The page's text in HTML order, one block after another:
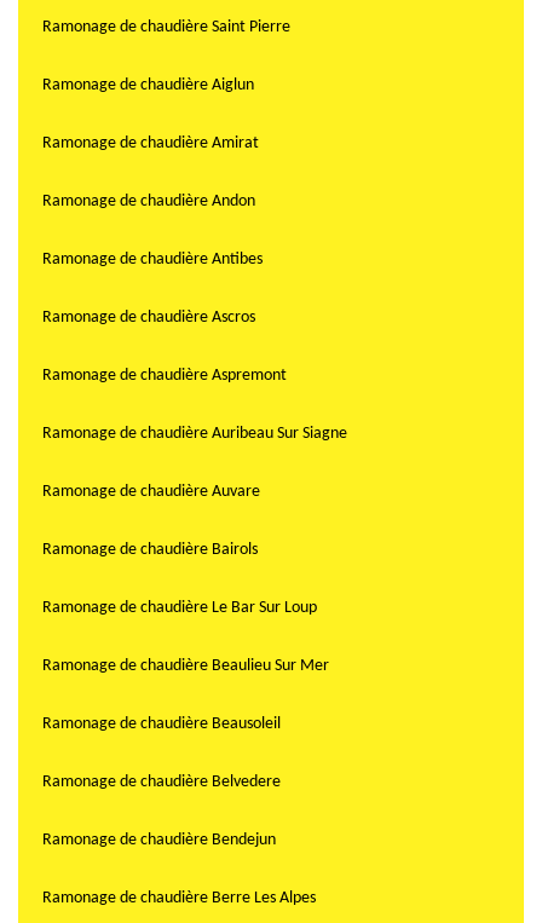
Ramonage de chaudière Saint Pierre
Ramonage de chaudière Aiglun
Ramonage de chaudière Amirat
Ramonage de chaudière Andon
Ramonage de chaudière Antibes
Ramonage de chaudière Ascros
Ramonage de chaudière Aspremont
Ramonage de chaudière Auribeau Sur Siagne
Ramonage de chaudière Auvare
Ramonage de chaudière Bairols
Ramonage de chaudière Le Bar Sur Loup
Ramonage de chaudière Beaulieu Sur Mer
Ramonage de chaudière Beausoleil
Ramonage de chaudière Belvedere
Ramonage de chaudière Bendejun
Ramonage de chaudière Berre Les Alpes